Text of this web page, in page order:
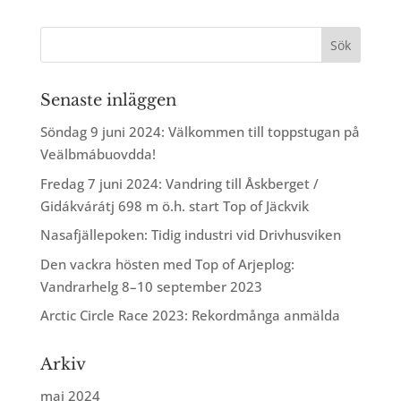
Senaste inläggen
Söndag 9 juni 2024: Välkommen till toppstugan på
Veälbmábuovdda!
Fredag 7 juni 2024: Vandring till Åskberget /
Gidákvárátj 698 m ö.h. start Top of Jäckvik
Nasafjällepoken: Tidig industri vid Drivhusviken
Den vackra hösten med Top of Arjeplog:
Vandrarhelg 8–10 september 2023
Arctic Circle Race 2023: Rekordmånga anmälda
Arkiv
maj 2024